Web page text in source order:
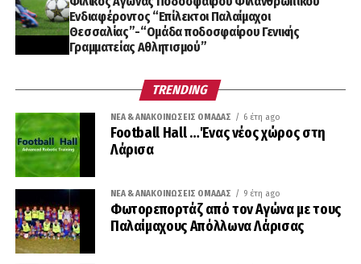
Ενδιαφέροντος “Επίλεκτοι Παλαίμαχοι
Θεσσαλίας”-“Ομάδα ποδοσφαίρου Γενικής
Γραμματείας Αθλητισμού”
TRENDING
ΝΈΑ & ΑΝΑΚΟΙΝΏΣΕΙΣ ΟΜΆΔΑΣ 6 έτη ago
Football Hall …Ένας νέος χώρος στη
Λάρισα
ΝΈΑ & ΑΝΑΚΟΙΝΏΣΕΙΣ ΟΜΆΔΑΣ 9 έτη ago
Φωτορεπορτάζ από τον Αγώνα με τους
Παλαίμαχους Απόλλωνα Λάρισας